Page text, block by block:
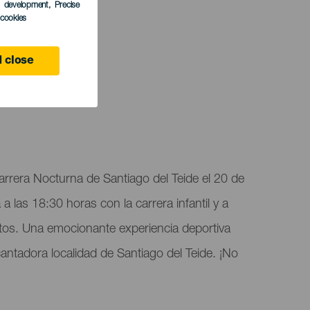
development, Precise
close
Nocturna de Santiago del Teide el 20 de
las 18:30 horas con la carrera infantil y a
Una emocionante experiencia deportiva
localidad de Santiago del Teide. ¡No